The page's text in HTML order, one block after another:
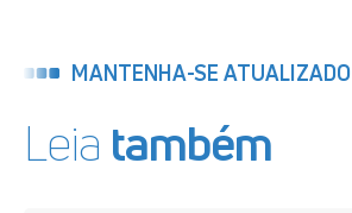
MANTENHA-SE ATUALIZADO
Leia também